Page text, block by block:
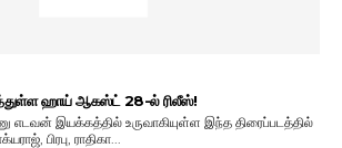
ஹாய் ஆகஸ்ட் 28-ல் ரிலீஸ்!
எடவன் இயக்கத்தில் உருவாகியுள்ள இந்த திரைப்படத்தில்
பிரபு, ராதிகா...